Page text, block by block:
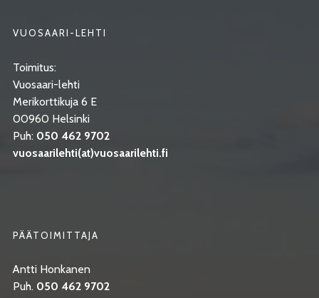
VUOSAARI-LEHTI
Toimitus:
Vuosaari-lehti
Merikorttikuja 6 E
00960 Helsinki
Puh: 050 462 9702
vuosaarilehti(at)vuosaarilehti.fi
PÄÄTOIMITTAJA
Antti Honkanen
Puh. 050 462 9702